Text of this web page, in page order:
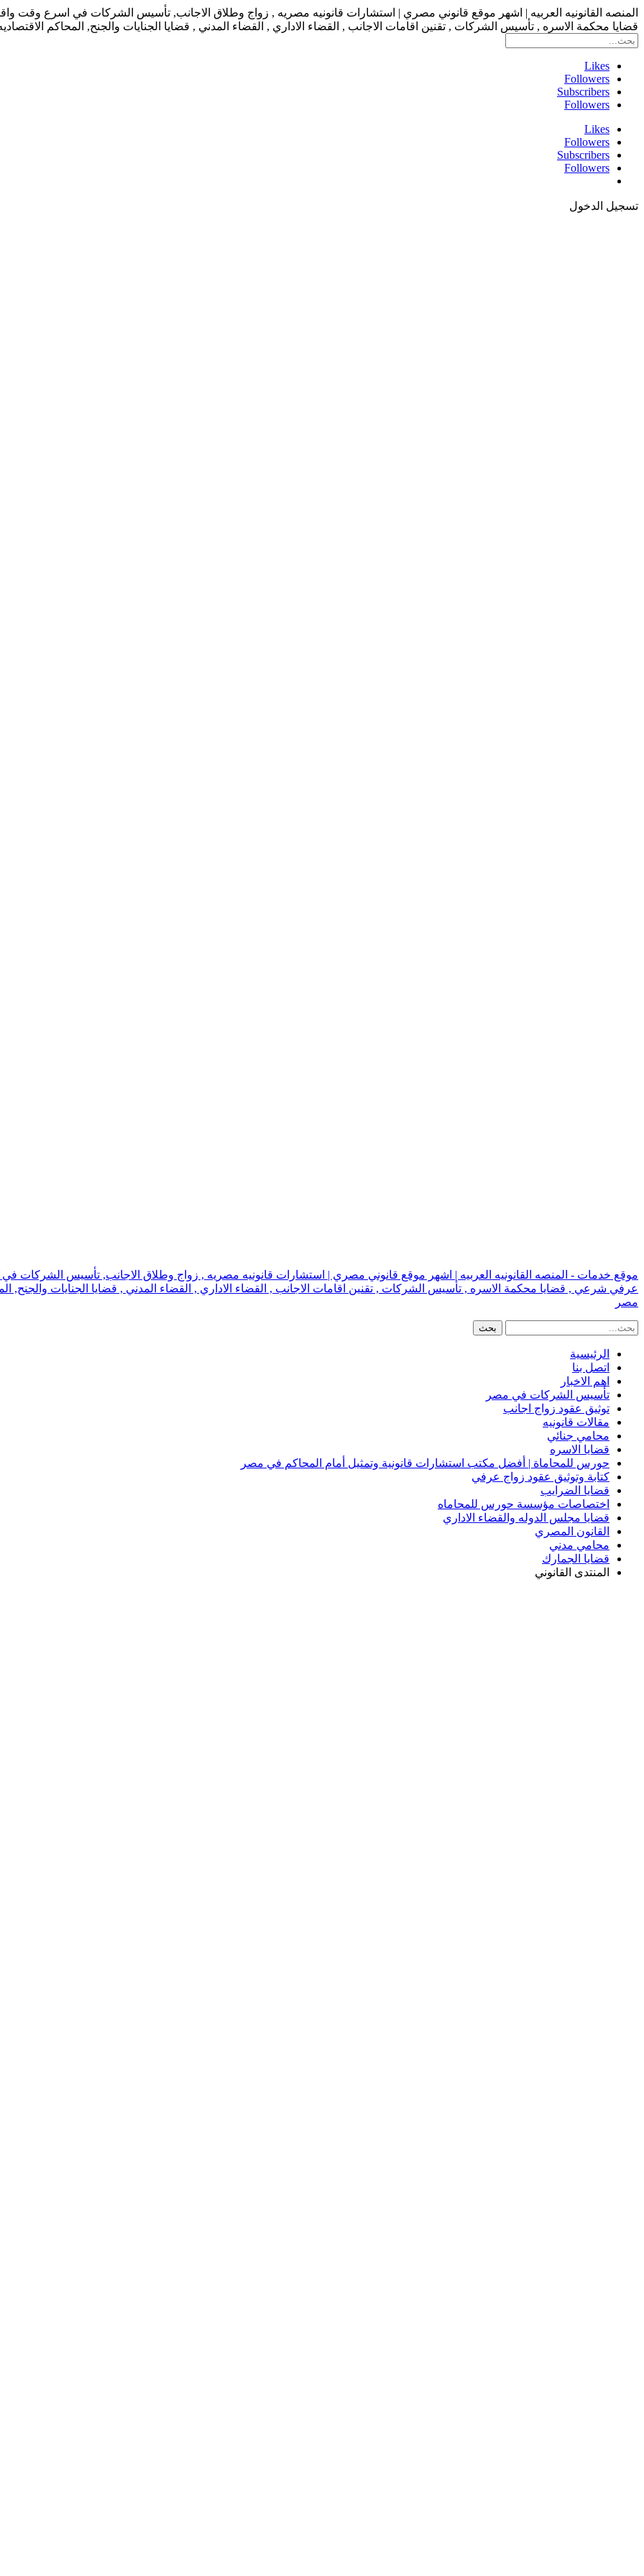
المنصه القانونيه العربيه | اشهر موقع قانوني مصري | استشارات قانونيه مصريه , زواج وطلاق الاجانب, تأسيس الشركات في اسرع وقت
قضايا محكمة الاسره , تأسيس الشركات , تقنين اقامات الاجانب , القضاء الاداري , القضاء المدني , قضايا الجنايات والجنح, المحاكم
Likes
Followers
Subscribers
Followers
Likes
Followers
Subscribers
Followers
تسجيل الدخول
موقع خدمات - المنصه القانونيه العربيه | اشهر موقع قانوني مصري | استشارات قانونيه مصريه , زواج وطلاق الاجانب, تأسيس الشركات في
عرفي شرعي , قضايا محكمة الاسره , تأسيس الشركات , تقنين اقامات الاجانب , القضاء الاداري , القضاء المدني , قضايا الجنايات والجنح,
مصر
الرئيسية
اتصل بنا
اهم الاخبار
تأسيس الشركات في مصر
توثيق عقود زواج اجانب
مقالات قانونيه
محامي جنائي
قضايا الاسره
حورس للمحاماة | أفضل مكتب استشارات قانونية وتمثيل أمام المحاكم في مصر
كتابة وتوثيق عقود زواج عرفي
قضايا الضرايب
اختصاصات مؤسسة حورس للمحاماه
قضايا مجلس الدوله والقضاء الاداري
القانون المصري
محامي مدني
قضايا الجمارك
المنتدى القانوني